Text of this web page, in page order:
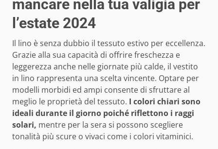
mancare nella tua valigia per
l’estate 2024
Il lino è senza dubbio il tessuto estivo per eccellenza.
Grazie alla sua capacità di offrire freschezza e
leggerezza anche nelle giornate più calde, il vestito
in lino rappresenta una scelta vincente. Optare per
modelli morbidi ed ampi consente di sfruttare al
meglio le proprietà del tessuto. I colori chiari sono
ideali durante il giorno poiché riflettono i raggi
solari, mentre per la sera si possono scegliere
tonalità più scure o vivaci come i colori vitaminici.